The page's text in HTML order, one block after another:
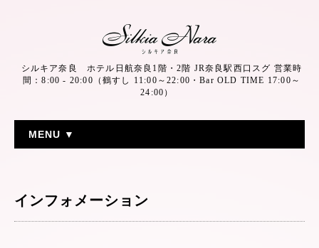
シルキア奈良 ホテル日航奈良1階・2階 JR奈良駅西口スグ 営業時
間：8:00 - 20:00（鶴すし 11:00～22:00・Bar OLD TIME 17:00～
24:00）
MENU ▼
インフォメーション